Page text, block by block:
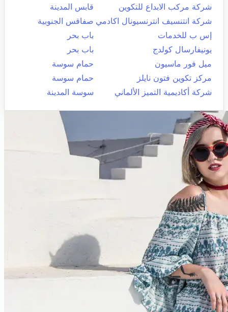
شركة مركب الابداع للتكوين
قابس المدينة
شركة انتنسيف انترنسيونال اكادمي صفاقس الجنوبية
إس ب للخدمات
باب بحر
يونيفارسال كولدج
باب بحر
ميل فور ماسيون
حمام سوسة
مركز تكوين فتون نايلز
حمام سوسة
شركة أكاديمية التميز الألماني
سوسة المدينة